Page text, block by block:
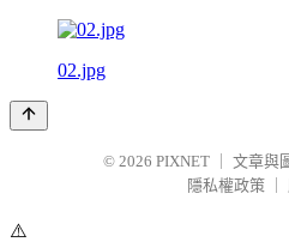
02.jpg
© 2026 PIXNET
文章與
隱私權政策
⚠️